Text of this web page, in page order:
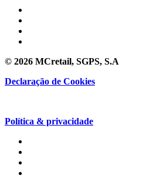
© 2026 MCretail, SGPS, S.A
Declaração de Cookies
Política & privacidade